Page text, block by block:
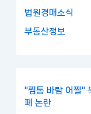
법원경매소식
부동산정보
"찜통 바람 어쩔"
폐 논란